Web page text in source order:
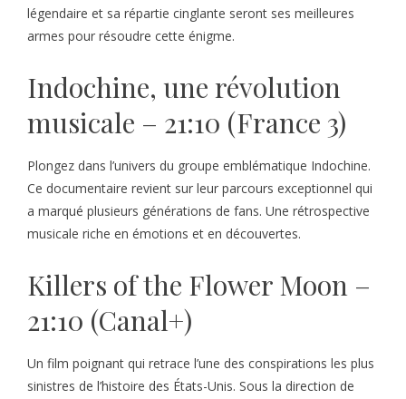
légendaire et sa répartie cinglante seront ses meilleures
armes pour résoudre cette énigme.
Indochine, une révolution
musicale – 21:10 (France 3)
Plongez dans l’univers du groupe emblématique Indochine.
Ce documentaire revient sur leur parcours exceptionnel qui
a marqué plusieurs générations de fans. Une rétrospective
musicale riche en émotions et en découvertes.
Killers of the Flower Moon –
21:10 (Canal+)
Un film poignant qui retrace l’une des conspirations les plus
sinistres de l’histoire des États-Unis. Sous la direction de